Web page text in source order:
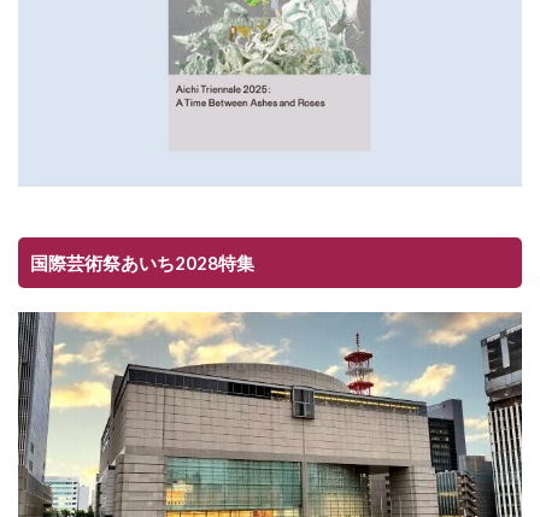
国際芸術祭あいち2028特集